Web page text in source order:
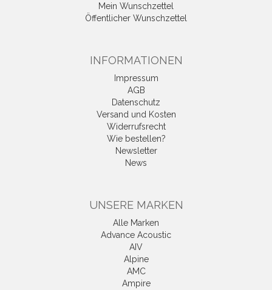
Mein Wunschzettel
Öffentlicher Wunschzettel
INFORMATIONEN
Impressum
AGB
Datenschutz
Versand und Kosten
Widerrufsrecht
Wie bestellen?
Newsletter
News
UNSERE MARKEN
Alle Marken
Advance Acoustic
AIV
Alpine
AMC
Ampire